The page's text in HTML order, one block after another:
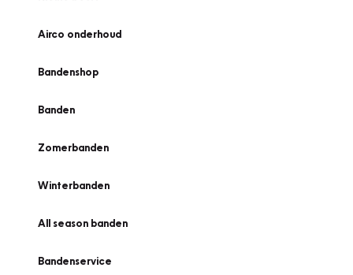
Airco onderhoud
Bandenshop
Banden
Zomerbanden
Winterbanden
All season banden
Bandenservice